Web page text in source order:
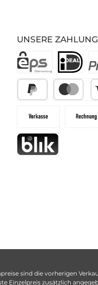
UNSERE
sind die vorherigen
Einzelpreis zusätzlich